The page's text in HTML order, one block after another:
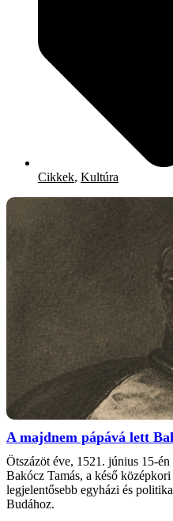
Cikkek, Kultúra
A majdnem pápává lett
Ötszázöt éve, 1521. június 15-
Bakócz Tamás, a késő
legjelentősebb egyházi és
Budához.